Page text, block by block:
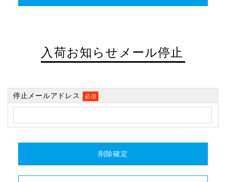
入荷お知らせメール停止
停止メールアドレス 必須